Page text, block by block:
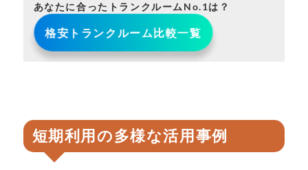
あなたに合ったトランクルームNo.1は？
格安トランクルーム比較一覧
短期利用の多様な活用事例